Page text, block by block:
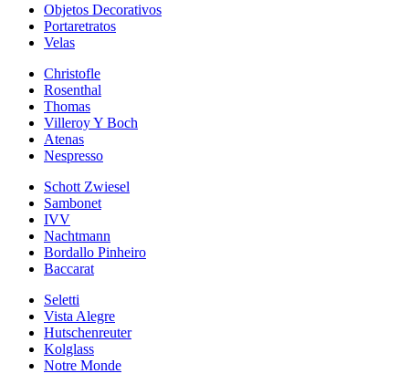
Objetos Decorativos
Portaretratos
Velas
Christofle
Rosenthal
Thomas
Villeroy Y Boch
Atenas
Nespresso
Schott Zwiesel
Sambonet
IVV
Nachtmann
Bordallo Pinheiro
Baccarat
Seletti
Vista Alegre
Hutschenreuter
Kolglass
Notre Monde